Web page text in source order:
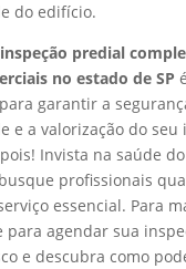
do edifício.
inspeção predial
no estado de SP
garantir a
e a valorização do seu
Invista na saúde
profissionais
essencial. Para
para agendar sua
e descubra como